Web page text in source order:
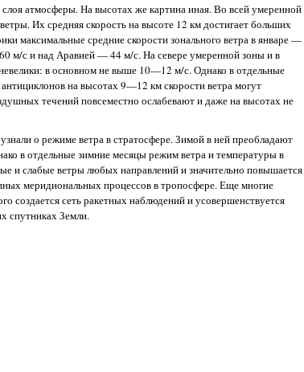
атмосферы. На высотах же картина иная. Во всей умеренной
Их средняя скорость на высоте 12 км достигает больших
максимальные средние скорости зонального ветра в январе —
м/с и над Аравией — 44 м/с. На севере умеренной зоны и в
в основном не выше 10—12 м/с. Однако в отдельные
на высотах 9—12 км скорости ветра могут
течений повсеместно ослабевают и даже на высотах не
о режиме ветра в стратосфере. Зимой в ней преобладают
в отдельные зимние месяцы режим ветра и температуры в
и слабые ветры любых направлений и значительно повышается
меридиональных процессов в тропосфере. Еще многие
создается сеть ракетных наблюдений и усовершенствуется
спутниках Земли.